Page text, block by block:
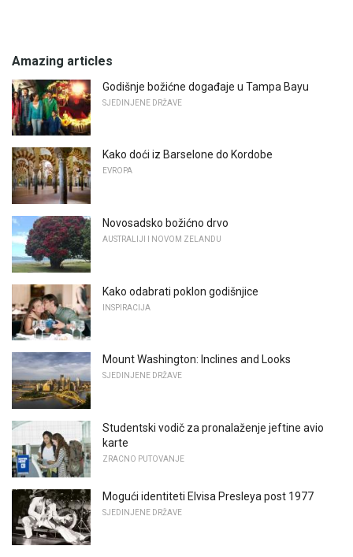
Amazing articles
Godišnje božićne događaje u Tampa Bayu
SJEDINJENE DRŽAVE
Kako doći iz Barselone do Kordobe
EVROPA
Novosadsko božićno drvo
AUSTRALIJI I NOVOM ZELANDU
Kako odabrati poklon godišnjice
INSPIRACIJA
Mount Washington: Inclines and Looks
SJEDINJENE DRŽAVE
Studentski vodič za pronalaženje jeftine avio
karte
ZRACNO PUTOVANJE
Mogući identiteti Elvisa Presleya post 1977
SJEDINJENE DRŽAVE